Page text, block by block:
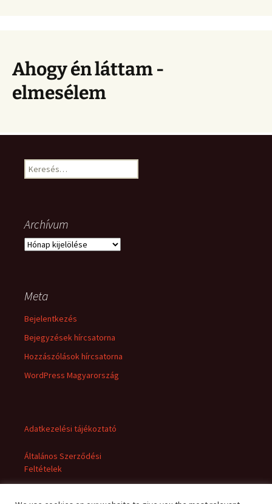
Ahogy én láttam -
elmesélem
Keresés:
Archívum
Archívum
Meta
Bejelentkezés
Bejegyzések hírcsatorna
Hozzászólások hírcsatorna
WordPress Magyarország
Adatkezelési tájékoztató
Általános Szerződési
Feltételek